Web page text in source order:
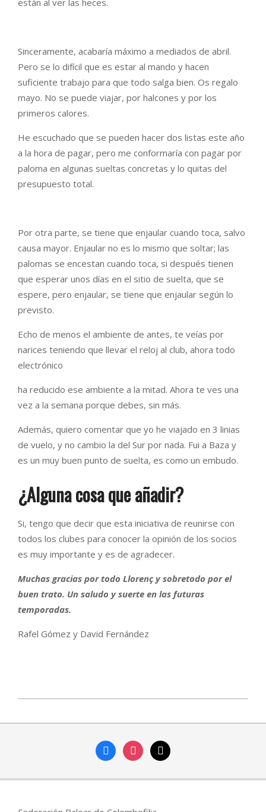
están al ver las heces.
Sinceramente, acabaría máximo a mediados de abril.
Pero se lo difícil que es estar al mando y hacen
suficiente trabajo para que todo salga bien. Os regalo
mayo. No se puede viajar, por halcones y por los
primeros calores.
He escuchado que se pueden hacer dos listas este año
a la hora de pagar, pero me conformaría con pagar por
paloma en algunas sueltas concretas y lo quitas del
presupuesto total.
Por otra parte, se tiene que enjaular cuando toca, salvo
causa mayor. Enjaular no es lo mismo que soltar; las
palomas se encestan cuando toca, si después tienen
que esperar unos días en el sitio de suelta, que se
espere, pero enjaular, se tiene que enjaular según lo
previsto.
Echo de menos el ambiente de antes, te veías por
narices teniendo que llevar el reloj al club, ahora todo
electrónico
ha reducido ese ambiente a la mitad. Ahora te ves una
vez a la semana porque debes, sin más.
Además, quiero comentar que yo he viajado en 3 linias
de vuelo, y no cambio la del Sur por nada. Fui a Baza y
es un muy buen punto de suelta, es como un embudo.
¿Alguna cosa que añadir?
Si, tengo que decir que esta iniciativa de reunirse con
todos los clubes para conocer la opinión de los socios
es muy importante y es de agradecer.
Muchas gracias por todo Llorenç y sobretodo por el
buen trato. Un saludo y suerte en las futuras
temporadas.
Rafel Gómez y David Fernández
12-
facebookinstagram
mail